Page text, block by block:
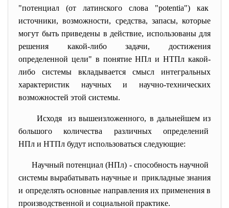
"потенциал (от латинского слова "potentia") как
источники, возможности, средства, запасы, которые
могут быть приведены в действие, использованы для
решения какой-либо задачи, достижения
определенной цели" в понятие НПл и НТПл какой-
либо системы вкладывается смысл интегральных
характеристик научных и научно-технических
возможностей этой системы.
Исходя из вышеизложенного, в дальнейшем из
большого количества различных определений
НПл и НТПл будут использоваться следующие:
Научный потенциал (НПл) - способность научной
системы вырабатывать научные и прикладные знания
и определять основные направления их применения в
производственной и социальной практике.